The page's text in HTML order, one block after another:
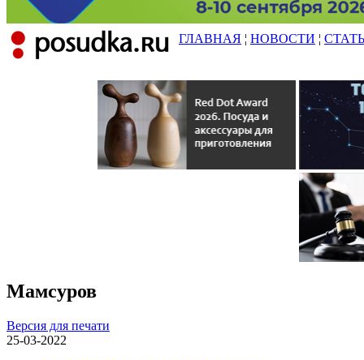
ГЛАВНАЯ ¦ НОВОСТИ ¦
Мамсуров
Версия для печати
25-03-2022